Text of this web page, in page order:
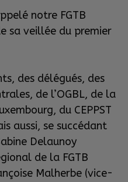
notre FGTB
sa veillée du premier
des délégués, des
de l’OGBL, de la
du CEPPST
aussi, se succédant
Delaunoy
de la FGTB
Malherbe (vice-